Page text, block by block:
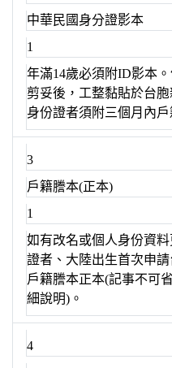
中華民國身分證影本
1
年滿14歲必須附ID影本
剪妥後，工整黏貼於台
身份證者須附三個月內戶
3
戶籍謄本(正本)
1
如有改名或個人身份資
證者、大陸出生首次申
戶籍謄本正本(記事不可
細說明)。
4